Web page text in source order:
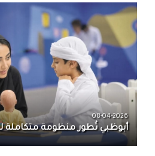
08-04-2026
أبوظبي تُطور منظومة متكاملة